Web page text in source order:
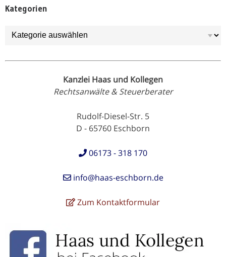
Kategorien
Kategorien
Kanzlei Haas und Kollegen
Rechtsanwälte & Steuerberater
Rudolf-Diesel-Str. 5
D - 65760 Eschborn
06173 - 318 170
info@haas-eschborn.de
Zum Kontaktformular